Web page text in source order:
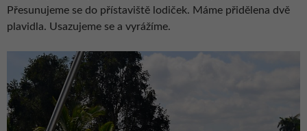
Přesunujeme se do přístaviště lodiček. Máme přidělena dvě
plavidla. Usazujeme se a vyrážíme.